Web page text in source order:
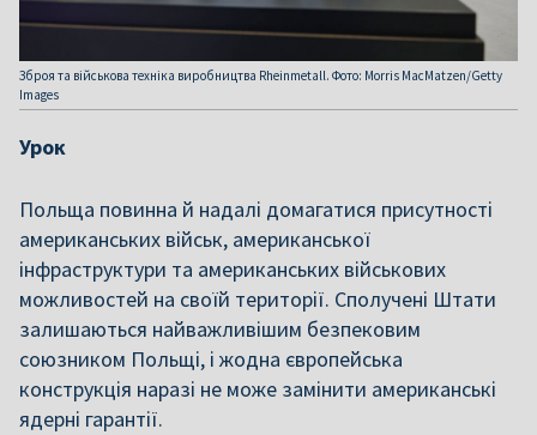
Зброя та військова техніка виробництва Rheinmetall. Фото: Morris MacMatzen/Getty
Images
Урок
Польща повинна й надалі домагатися присутності
американських військ, американської
інфраструктури та американських військових
можливостей на своїй території. Сполучені Штати
залишаються найважливішим безпековим
союзником Польщі, і жодна європейська
конструкція наразі не може замінити американські
ядерні гарантії.